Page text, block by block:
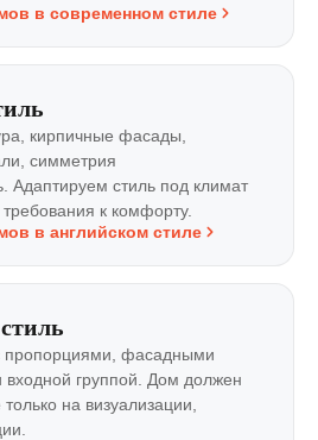
в современном стиле
кирпичные фасады,
симметрия
Адаптируем стиль под климат
к комфорту.
в английском стиле
пропорциями, фасадными
входной группой. Дом должен
на визуализации,